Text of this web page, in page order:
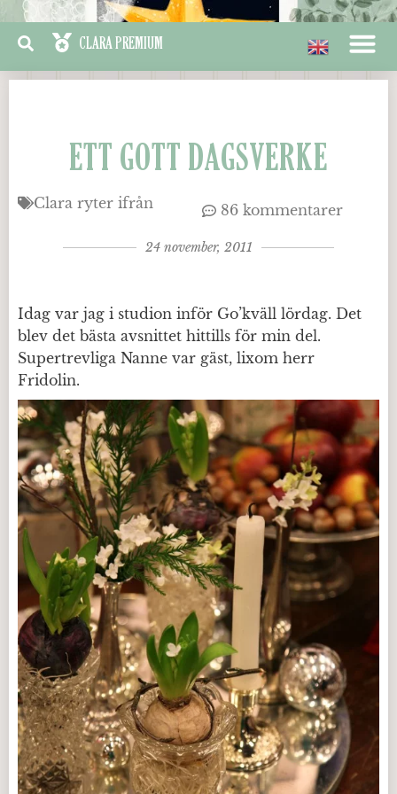
ETT GOTT DAGSVERKE
Clara ryter ifrån 86 kommentarer
24 november, 2011
Idag var jag i studion inför Go’kväll lördag. Det
blev det bästa avsnittet hittills för min del.
Supertrevliga Nanne var gäst, lixom herr
Fridolin.